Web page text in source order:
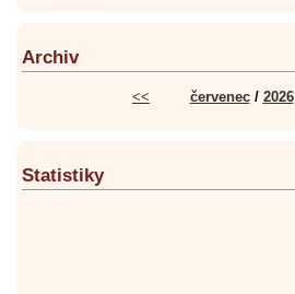
Archiv
<< červenec/ 2026
Statistiky